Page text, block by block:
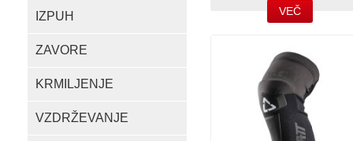
IZPUH
ZAVORE
KRMILJENJE
VZDRŽEVANJE
VEČ